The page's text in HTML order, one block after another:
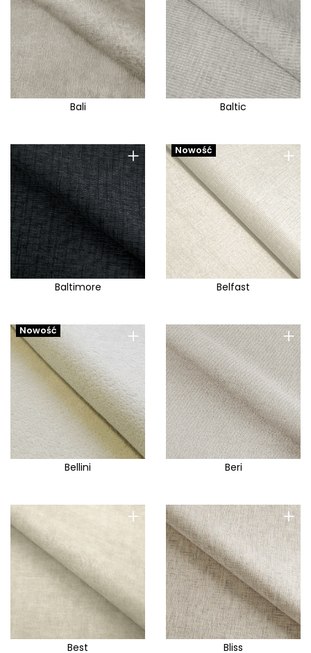
Bali Baltic
+
Baltimore
+
Nowość
Belfast
+
Nowość
Bellini
+
Beri
+
Best
+
Bliss